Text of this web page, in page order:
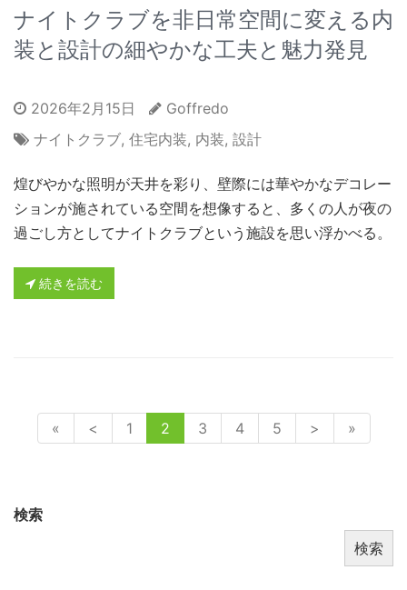
ナイトクラブを非日常空間に変える内
装と設計の細やかな工夫と魅力発見
2026年2月15日
Goffredo
ナイトクラブ, 住宅内装, 内装, 設計
煌びやかな照明が天井を彩り、壁際には華やかなデコレー
ションが施されている空間を想像すると、多くの人が夜の
過ごし方としてナイトクラブという施設を思い浮かべる。
続きを読む
« < 1 2 3 4 5 > »
検索
検索